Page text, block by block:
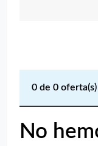
0 de 0
No